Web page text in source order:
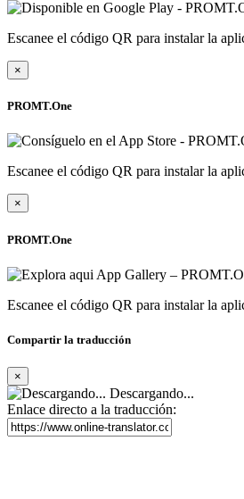
Escanee el código QR para instalar la
×
PROMT.One
Escanee el código QR para instalar la
×
PROMT.One
Escanee el código QR para instalar la
Compartir la traducción
×
Descargando...
Enlace directo a la traducción: